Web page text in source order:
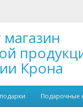
Крона
Подарочные